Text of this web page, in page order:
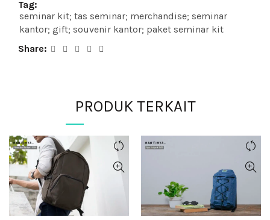
Tag:
seminar kit; tas seminar; merchandise; seminar
kantor; gift; souvenir kantor; paket seminar kit
Share
PRODUK TERKAIT